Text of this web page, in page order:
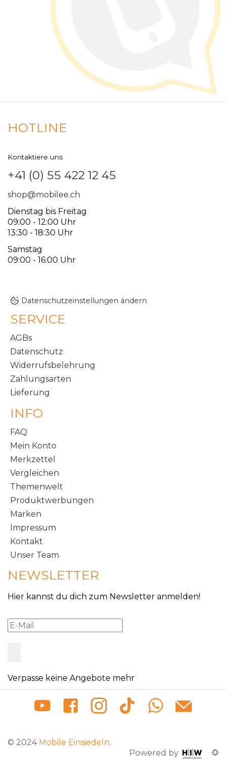
HOTLINE
Kontaktiere uns
+41 (0) 55 422 12 45
shop@mobilee.ch
Dienstag bis Freitag
09:00 - 12:00 Uhr
13:30 - 18:30 Uhr
Samstag
09:00 - 16:00 Uhr
Datenschutzeinstellungen ändern
SERVICE
AGBs
Datenschutz
Widerrufsbelehrung
Zahlungsarten
Lieferung
INFO
FAQ
Mein Konto
Merkzettel
Vergleichen
Themenwelt
Produktwerbungen
Marken
Impressum
Kontakt
Unser Team
NEWSLETTER
Hier kannst du dich zum Newsletter anmelden!
Verpasse keine Angebote mehr
© 2024 Mobile Einsiedeln.
Powered by